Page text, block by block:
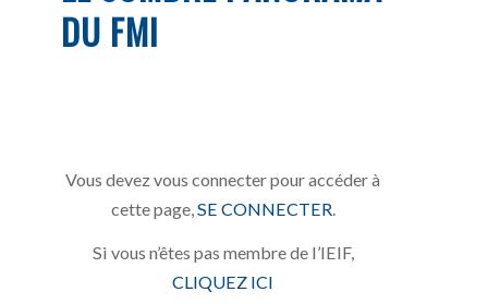
DU FMI
Vous devez vous connecter pour accéder à
cette page, SE CONNECTER
Si vous n’êtes pas membre de l’IEIF,
CLIQUEZ ICI